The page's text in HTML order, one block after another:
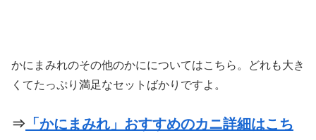
かにまみれのその他のかにについてはこちら。どれも大き
くてたっぷり満足なセットばかりですよ。
⇒ 「かにまみれ」おすすめのカニ詳細はこち